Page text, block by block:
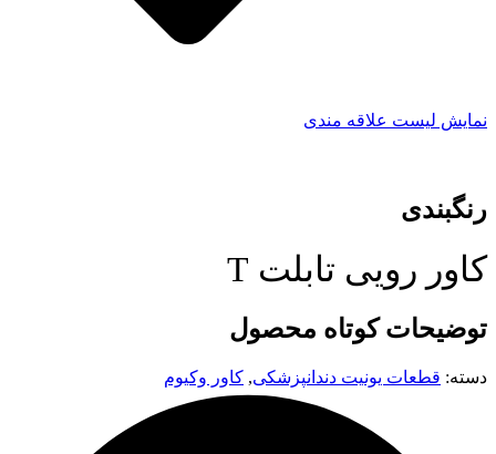
نمایش لیست علاقه مندی
رنگبندی
کاور رویی تابلت T
توضیحات کوتاه محصول
دسته: قطعات یونیت دندانپزشکی, کاور وکیوم